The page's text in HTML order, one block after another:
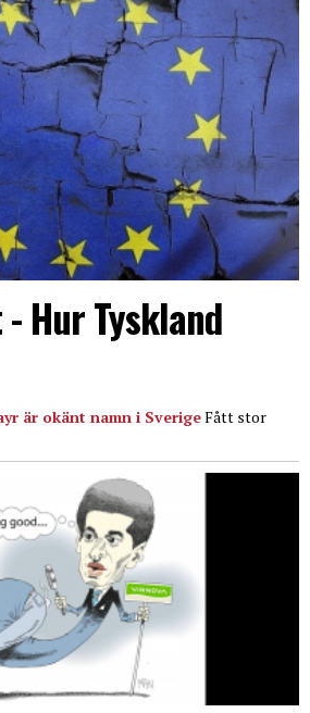
Hur Tyskland
är okänt namn i SverigeFått stor